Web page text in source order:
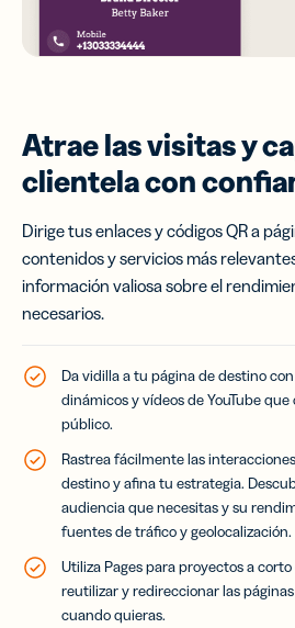
Atrae las visitas y
clientela con
Dirige tus enlaces y códigos QR a
contenidos y servicios más
información valiosa sobre el
necesarios.
Da vidilla a tu página de destino
dinámicos y vídeos de YouTube
público.
Rastrea fácilmente las
destino y afina tu estrategia.
audiencia que necesitas y su
fuentes de tráfico y geolocalización.
Utiliza Pages para proyectos a
reutilizar y redireccionar las
cuando quieras.